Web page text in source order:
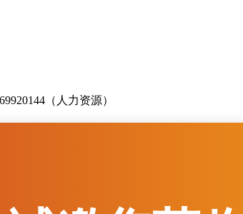
（人力资源）
（人力资源）